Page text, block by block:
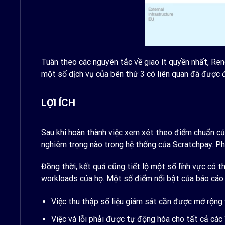
Tuân theo các nguyên tắc về giao ít quyền nhất,
một số dịch vụ của bên thứ 3 có liên quan đã được
LỢI ÍCH
Sau khi hoàn thành việc xem xét theo điểm chuẩn
nghiêm trọng nào trong hệ thống của Scratchpay.
Đồng thời, kết quả cũng tiết lộ một số lĩnh vực có
workloads của họ. Một số điểm nổi bật của báo cáo
Việc thu thập số liệu giám sát cần được mở
Việc vá lỗi phải được tự động hóa cho tất cả